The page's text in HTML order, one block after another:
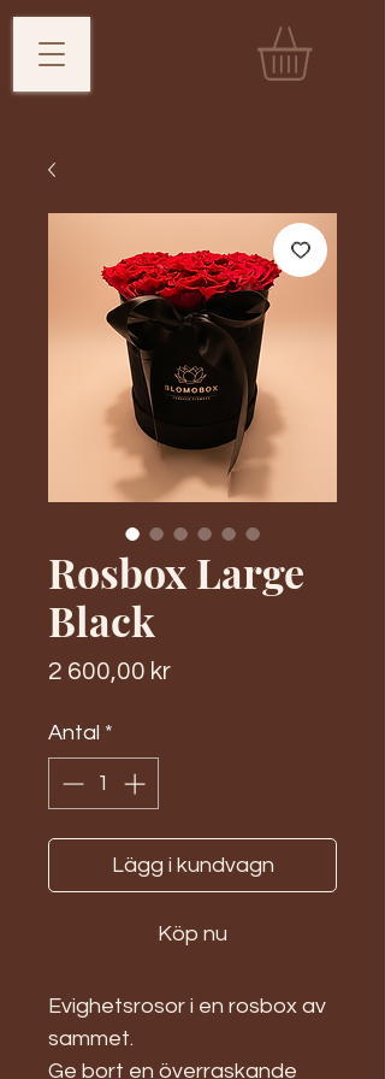
Rosbox Large
Black
2 600,00 krPris
Antal *
Lägg i kundvagn
Köp nu
Evighetsrosor i en rosbox av
sammet.
Ge bort en överraskande